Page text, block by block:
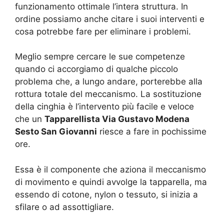
funzionamento ottimale l’intera struttura. In
ordine possiamo anche citare i suoi interventi e
cosa potrebbe fare per eliminare i problemi.
Meglio sempre cercare le sue competenze
quando ci accorgiamo di qualche piccolo
problema che, a lungo andare, porterebbe alla
rottura totale del meccanismo. La sostituzione
della cinghia è l’intervento più facile e veloce
che un Tapparellista Via Gustavo Modena
Sesto San Giovanni riesce a fare in pochissime
ore.
Essa è il componente che aziona il meccanismo
di movimento e quindi avvolge la tapparella, ma
essendo di cotone, nylon o tessuto, si inizia a
sfilare o ad assottigliare.